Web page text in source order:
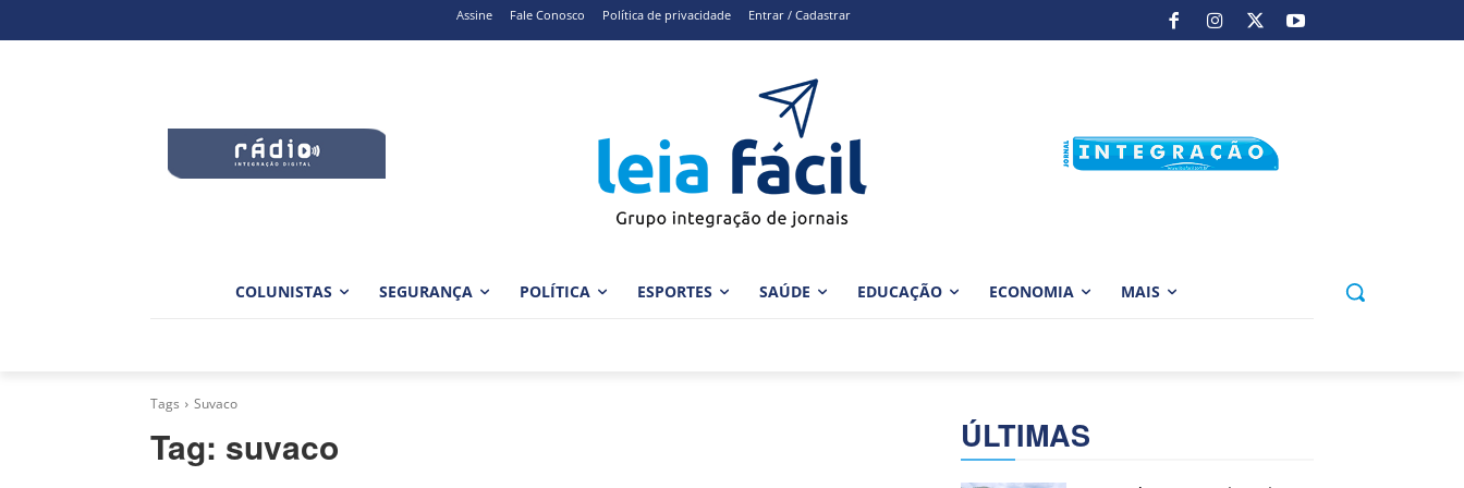
Assine Fale Conosco Política de privacidade Entrar / Cadastrar
COLUNISTAS SEGURANÇA POLÍTICA ESPORTES SAÚDE EDUCAÇÃO ECONOMIA MAIS
Tags Suvaco
Tag: suvaco ÚLTIMAS